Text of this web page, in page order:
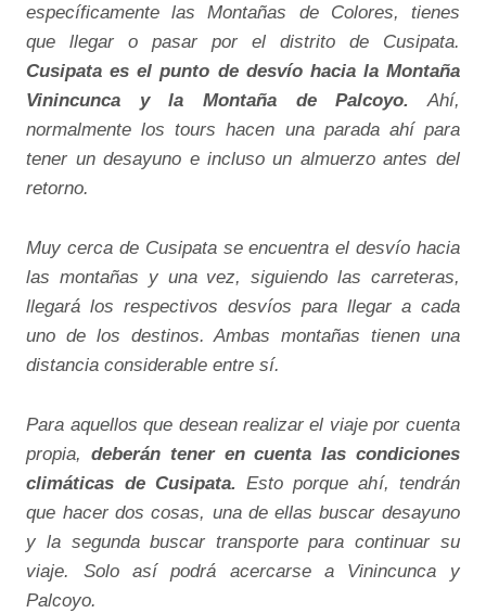
específicamente las Montañas de Colores, tienes
que llegar o pasar por el distrito de Cusipata.
Cusipata es el punto de desvío hacia la Montaña
Vinincunca y la Montaña de Palcoyo. Ahí,
normalmente los tours hacen una parada ahí para
tener un desayuno e incluso un almuerzo antes del
retorno.
Muy cerca de Cusipata se encuentra el desvío hacia
las montañas y una vez, siguiendo las carreteras,
llegará los respectivos desvíos para llegar a cada
uno de los destinos. Ambas montañas tienen una
distancia considerable entre sí.
Para aquellos que desean realizar el viaje por cuenta
propia,deberán tener en cuenta las condiciones
climáticas de Cusipata. Esto porque ahí, tendrán
que hacer dos cosas, una de ellas buscar desayuno
y la segunda buscar transporte para continuar su
viaje. Solo así podrá acercarse a Vinincunca y
Palcoyo.